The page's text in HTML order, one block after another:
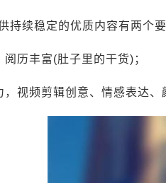
持续稳定的优质内容有两个
历丰富(肚子里的干货)；
，视频剪辑创意、情感表达、